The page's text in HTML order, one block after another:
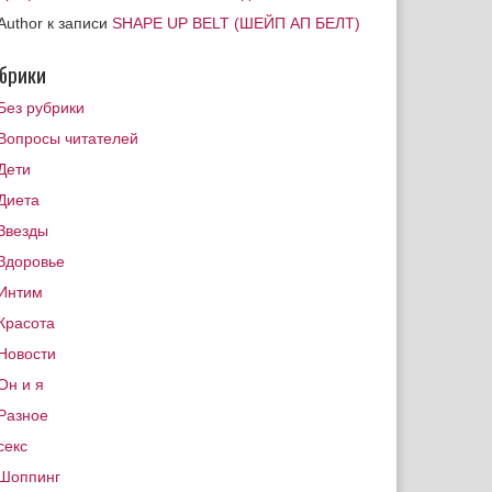
к записи SHAPE UP BELT (ШЕЙП АП БЕЛТ)
рубрики
читателей
и я